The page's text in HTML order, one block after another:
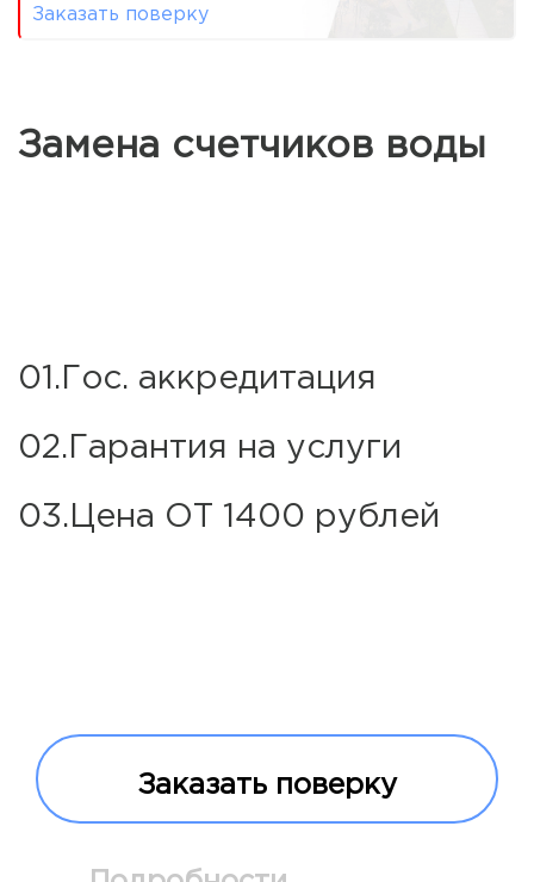
Заказать поверку
Замена счетчиков воды
01.Гос. аккредитация
02.Гарантия на услуги
03.Цена ОТ 1400 рублей
Заказать поверку